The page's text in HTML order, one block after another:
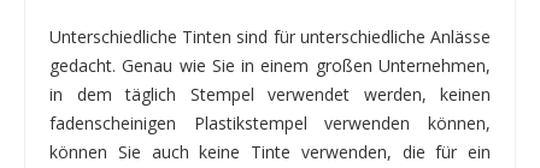
Unterschiedliche Tinten sind für unterschiedliche Anlässe
gedacht. Genau wie Sie in einem großen Unternehmen,
in dem täglich Stempel verwendet werden, keinen
fadenscheinigen Plastikstempel verwenden können,
können Sie auch keine Tinte verwenden, die für ein